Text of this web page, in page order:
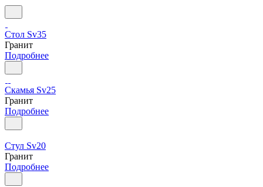
Стол Sv35
Гранит
Подробнее
Скамья Sv25
Гранит
Подробнее
Стул Sv20
Гранит
Подробнее